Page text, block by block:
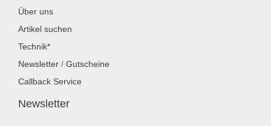
Über uns
Artikel suchen
Technik*
Newsletter / Gutscheine
Callback Service
Newsletter